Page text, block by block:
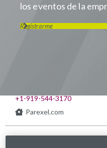
los eventos de la
Registrarme
+1-919-544-3170
Parexel.com
Política de privacidad